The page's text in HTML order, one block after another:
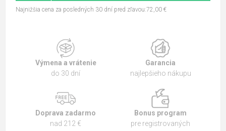
Najnižšia cena za posledných 30 dní pred zľavou:72,00 €
Výmena a vrátenie
do 30 dní
Garancia
najlepšieho nákupu
Doprava zadarmo
nad 212 €
Bonus program
pre registrovaných